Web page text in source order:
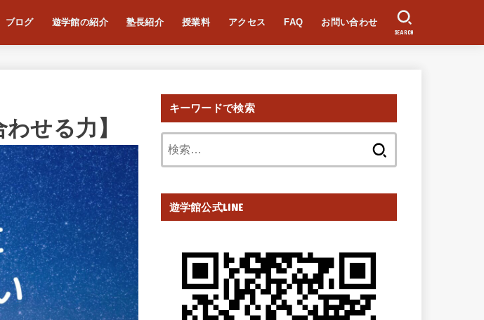
ブログ 遊学館の紹介 塾長紹介 授業料 アクセス FAQ お問い合わせ
SEARCH
せる力】
キーワードで検索
遊学館公式LINE